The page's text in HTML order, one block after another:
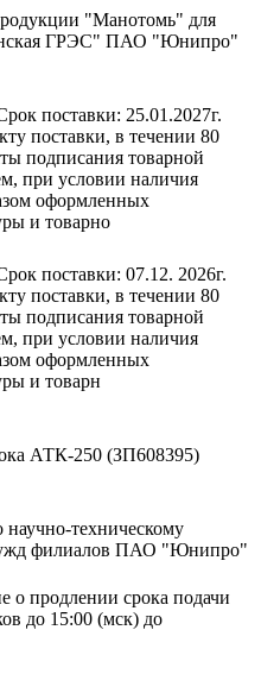
"Манотомь" для
ГРЭС" ПАО "Юнипро"
поставки: 25.01.2027г.
поставки, в течении 80
подписания товарной
при условии наличия
оформленных
и товарно
поставки: 07.12. 2026г.
поставки, в течении 80
подписания товарной
при условии наличия
оформленных
и товарн
АТК-250 (ЗП608395)
научно-техническому
филиалов ПАО "Юнипро"
о продлении срока подачи
до 15:00 (мск) до